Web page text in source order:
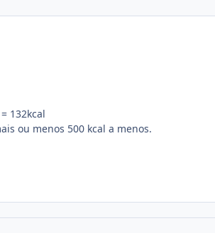
132kcal
ou menos 500 kcal a menos.